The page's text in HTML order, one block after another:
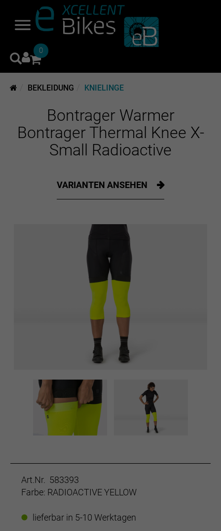
0
BEKLEIDUNG KNIELINGE
Bontrager Warmer
Bontrager Thermal Knee X-
Small Radioactive
VARIANTEN ANSEHEN
Art.Nr. 583393
Farbe: RADIOACTIVE YELLOW
lieferbar in 5-10 Werktagen